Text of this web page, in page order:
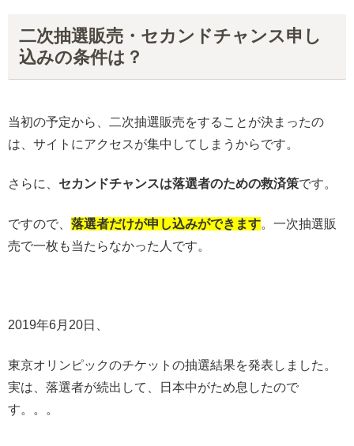
二次抽選販売・セカンドチャンス申し
込みの条件は？
当初の予定から、二次抽選販売をすることが決まったの
は、サイトにアクセスが集中してしまうからです。
さらに、 セカンドチャンスは落選者のための救済策です。
ですので、 落選者だけが申し込みができ ます。一次抽選販
売で一枚も当たらなかった人です。
2019年6月20日、
東京オリンピックのチケットの抽選結果を発表しました。
実は、落選者が続出して、日本中がため息したので
す。。。